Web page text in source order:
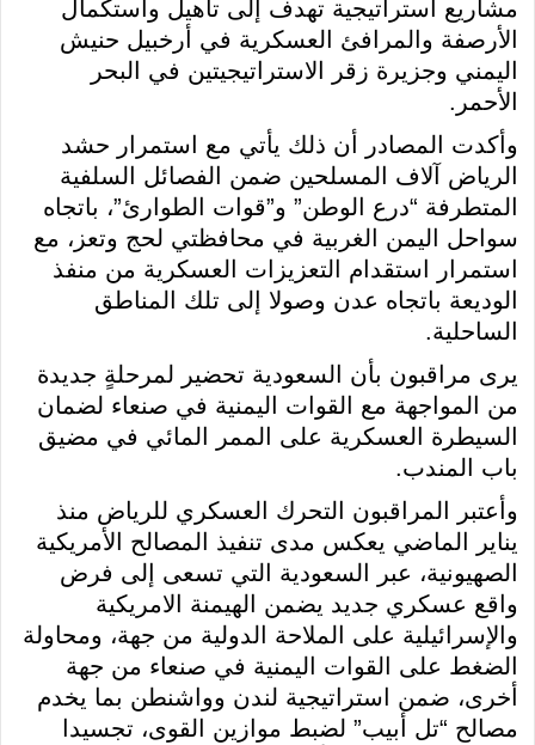
مشاريع استراتيجية تهدف إلى تأهيل واستكمال
الأرصفة والمرافئ العسكرية في أرخبيل حنيش
اليمني وجزيرة زقر الاستراتيجيتين في البحر
الأحمر.
وأكدت المصادر أن ذلك يأتي مع استمرار حشد
الرياض آلاف المسلحين ضمن الفصائل السلفية
المتطرفة “درع الوطن” و”قوات الطوارئ”، باتجاه
سواحل اليمن الغربية في محافظتي لحج وتعز، مع
استمرار استقدام التعزيزات العسكرية من منفذ
الوديعة باتجاه عدن وصولا إلى تلك المناطق
الساحلية.
يرى مراقبون بأن السعودية تحضير لمرحلةٍ جديدة
من المواجهة مع القوات اليمنية في صنعاء لضمان
السيطرة العسكرية على الممر المائي في مضيق
باب المندب.
وأعتبر المراقبون التحرك العسكري للرياض منذ
يناير الماضي يعكس مدى تنفيذ المصالح الأمريكية
الصهيونية، عبر السعودية التي تسعى إلى فرض
واقع عسكري جديد يضمن الهيمنة الامريكية
والإسرائيلية على الملاحة الدولية من جهة، ومحاولة
الضغط على القوات اليمنية في صنعاء من جهة
أخرى، ضمن استراتيجية لندن وواشنطن بما يخدم
مصالح “تل أبيب” لضبط موازين القوى، تجسيدا